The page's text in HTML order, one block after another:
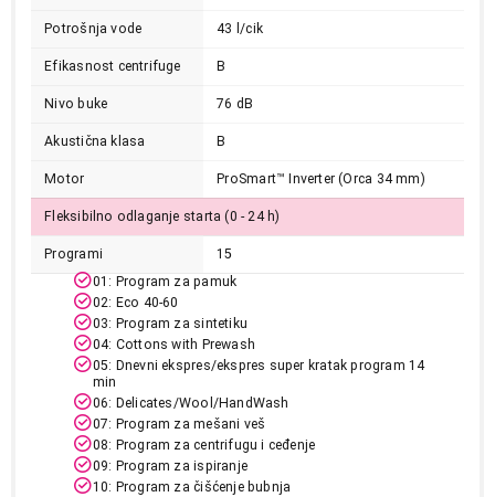
Potrošnja vode 43 l/cik
Efikasnost centrifuge B
Nivo buke 76 dB
Akustična klasa B
Motor ProSmart™ Inverter (Orca 34 mm)
Fleksibilno odlaganje starta (0 - 24 h)
Programi
15
01: Program za pamuk
02: Eco 40-60
03: Program za sintetiku
04: Cottons with Prewash
05: Dnevni ekspres/ekspres super kratak program 14
min
06: Delicates/Wool/HandWash
07: Program za mešani veš
08: Program za centrifugu i ceđenje
09: Program za ispiranje
10: Program za čišćenje bubnja
39.999,00
MAŠINE ZA PRANJE VEŠA
BEKO BM3WFSU37413WPBB1
Proizvod je dodat u korpu.
Ukupno u korpi:0,00
Nastavi kupovinu